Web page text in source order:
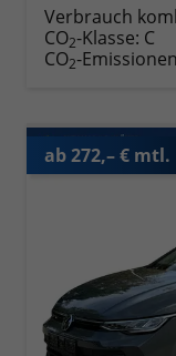
Verbrauch
CO2-Klasse: C
CO2-
ab 272,– € mtl.